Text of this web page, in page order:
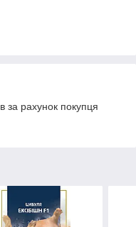
за рахунок покупця